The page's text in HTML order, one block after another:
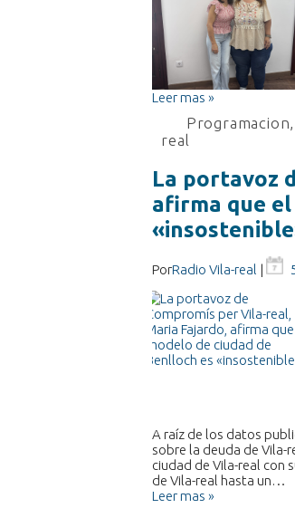
Leer mas »
Programacion,
real
La portavoz
afirma que el
PorRadio Vila-real |
A raíz de los datos
sobre la deuda de Vila-
ciudad de Vila-real con
de Vila-real hasta un…
Leer mas »